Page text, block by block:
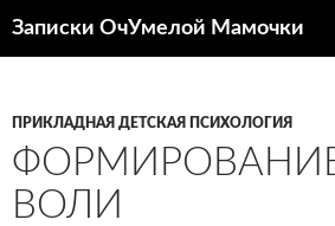
Записки ОчУмелой Мамочки
ПРИКЛАДНАЯ ДЕТСКАЯ ПСИХОЛОГИЯ
ВОЛИ